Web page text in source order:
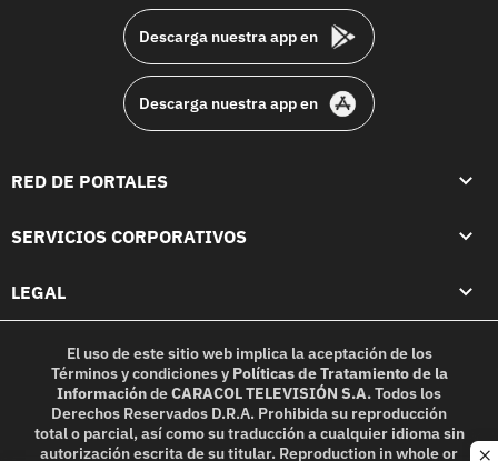
Descarga nuestra app en
Descarga nuestra app en
RED DE PORTALES
SERVICIOS CORPORATIVOS
LEGAL
El uso de este sitio web implica la aceptación de los
Términos y condicionesy Políticas de Tratamiento de la
InformacióndeCARACOL TELEVISIÓN S.A.Todos los
Derechos Reservados D.R.A. Prohibida su reproducción
total o parcial, así como su traducción a cualquier idioma sin
autorización escrita de su titular. Reproduction in whole or